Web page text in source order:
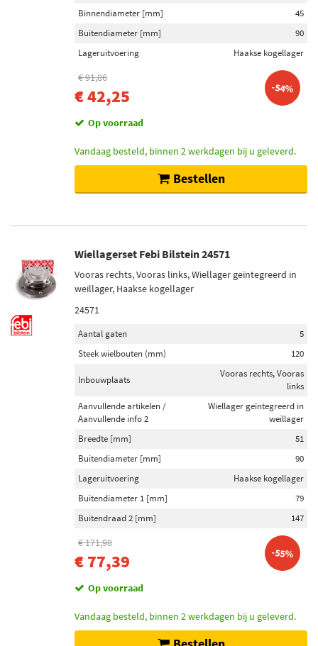
Binnendiameter [mm]
45
Buitendiameter [mm]
90
Lageruitvoering
Haakse kogellager
€ 91,86
€ 42,25 -54%
Op voorraad
Vandaag besteld, binnen 2 werkdagen bij u geleverd.
Bestellen
Wiellagerset Febi Bilstein 24571
Vooras rechts, Vooras links, Wiellager geïntegreerd in
weillager, Haakse kogellager
24571
Aantal gaten
5
Steek wielbouten (mm)
120
Inbouwplaats
Vooras rechts, Vooras
links
Aanvullende artikelen /
Aanvullende info 2
Wiellager geïntegreerd in
weillager
Breedte [mm]
51
Buitendiameter [mm]
90
Lageruitvoering
Haakse kogellager
Buitendiameter 1 [mm]
79
Buitendraad 2 [mm]
147
€ 171,98
€ 77,39 -55%
Op voorraad
Vandaag besteld, binnen 2 werkdagen bij u geleverd.